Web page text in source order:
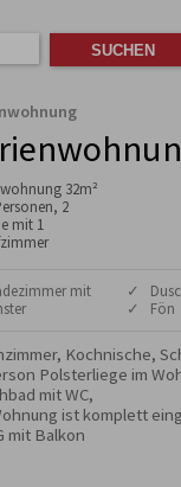
32m²
2
mit 1
mit
✓
✓ Fön
Kochnische,
Polsterliege im
mit WC,
ist komplett
mit Balkon